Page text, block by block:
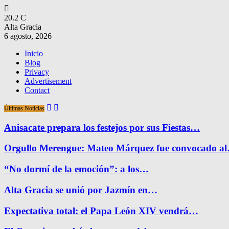
20.2 C
Alta Gracia
6 agosto, 2026
Inicio
Blog
Privacy
Advertisement
Contact
Últimas Noticias
Anisacate prepara los festejos por sus Fiestas…
Orgullo Merengue: Mateo Márquez fue convocado
“No dormí de la emoción”: a los…
Alta Gracia se unió por Jazmín en…
Expectativa total: el Papa León XIV vendrá…